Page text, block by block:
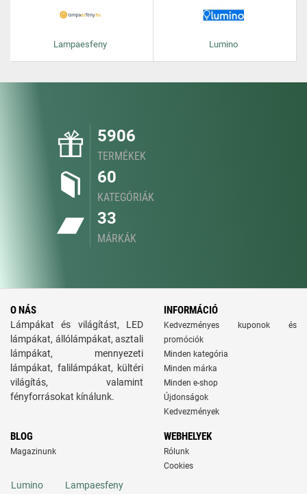
Lampaesfeny Lumino
5906
TERMÉKEK
60
KATEGÓRIÁK
33
MÁRKÁK
O NÁS
Lámpákat és világítást, LED
lámpákat, állólámpákat, asztali
lámpákat, mennyezeti
lámpákat, falilámpákat, kültéri
világítás, valamint
fényforrásokat kínálunk.
INFORMÁCIÓ
Kedvezményes kuponok és
promóciók
Minden kategória
Minden márka
Minden e-shop
Újdonságok
Kedvezmények
BLOG
Magazinunk
WEBHELYEK
Rólunk
Cookies
Lumino Lampaesfeny